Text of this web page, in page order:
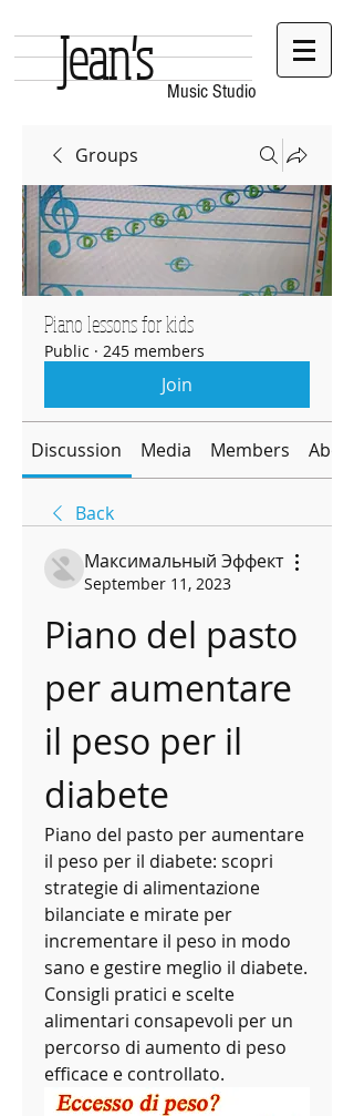
Music Studio
Jean's
Groups
Piano lessons for kids
Public · 245 members
Join
Discussion Media Members About
Back
Максимальный Эффект
September 11, 2023
Piano del pasto
per aumentare
il peso per il
diabete
Piano del pasto per aumentare
il peso per il diabete: scopri
strategie di alimentazione
bilanciate e mirate per
incrementare il peso in modo
sano e gestire meglio il diabete.
Consigli pratici e scelte
alimentari consapevoli per un
percorso di aumento di peso
efficace e controllato.